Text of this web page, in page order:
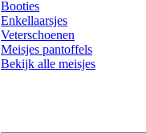
Booties
Enkellaarsjes
Veterschoenen
Meisjes pantoffels
Bekijk alle meisjes